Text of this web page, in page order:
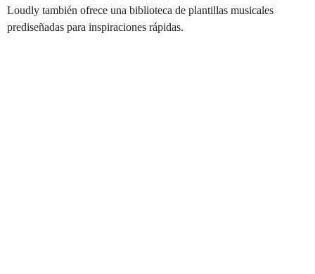
Loudly también ofrece una biblioteca de plantillas musicales
prediseñadas para inspiraciones rápidas.